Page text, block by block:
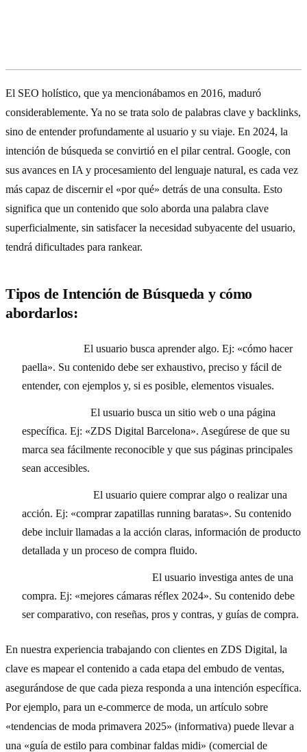
El SEO holístico, que ya mencionábamos en 2016, maduró
considerablemente. Ya no se trata solo de palabras clave y backlinks,
sino de entender profundamente al usuario y su viaje. En 2024, la
intención de búsqueda se convirtió en el pilar central. Google, con
sus avances en IA y procesamiento del lenguaje natural, es cada vez
más capaz de discernir el «por qué» detrás de una consulta. Esto
significa que un contenido que solo aborda una palabra clave
superficialmente, sin satisfacer la necesidad subyacente del usuario,
tendrá dificultades para rankear.
Tipos de Intención de Búsqueda y cómo
abordarlos:
El usuario busca aprender algo. Ej: «cómo hacer
paella». Su contenido debe ser exhaustivo, preciso y fácil de
entender, con ejemplos y, si es posible, elementos visuales.
El usuario busca un sitio web o una página
específica. Ej: «ZDS Digital Barcelona». Asegúrese de que su
marca sea fácilmente reconocible y que sus páginas principales
sean accesibles.
El usuario quiere comprar algo o realizar una
acción. Ej: «comprar zapatillas running baratas». Su contenido
debe incluir llamadas a la acción claras, información de producto
detallada y un proceso de compra fluido.
El usuario investiga antes de una
compra. Ej: «mejores cámaras réflex 2024». Su contenido debe
ser comparativo, con reseñas, pros y contras, y guías de compra.
En nuestra experiencia trabajando con clientes en ZDS Digital, la
clave es mapear el contenido a cada etapa del embudo de ventas,
asegurándose de que cada pieza responda a una intención específica.
Por ejemplo, para un e-commerce de moda, un artículo sobre
«tendencias de moda primavera 2025» (informativa) puede llevar a
una «guía de estilo para combinar faldas midi» (comercial de